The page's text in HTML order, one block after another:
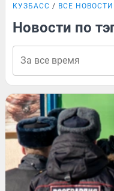
КУЗБАСС ВСЕ НОВОСТИ
Новости по